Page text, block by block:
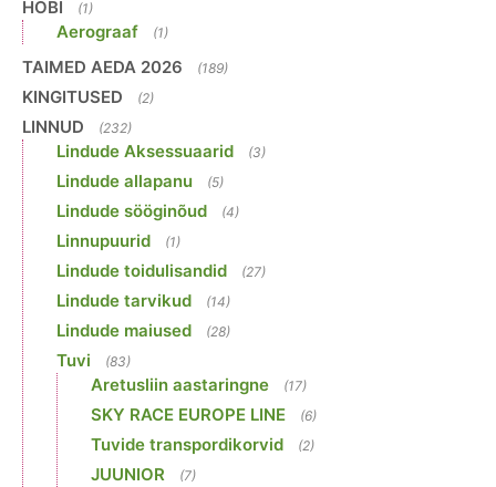
HOBI (1)
Aerograaf (1)
TAIMED AEDA 2026 (189)
KINGITUSED (2)
LINNUD (232)
Lindude Aksessuaarid (3)
Lindude allapanu (5)
Lindude sööginõud (4)
Linnupuurid (1)
Lindude toidulisandid (27)
Lindude tarvikud (14)
Lindude maiused (28)
Tuvi (83)
Aretusliin aastaringne (17)
SKY RACE EUROPE LINE (6)
Tuvide transpordikorvid (2)
JUUNIOR (7)